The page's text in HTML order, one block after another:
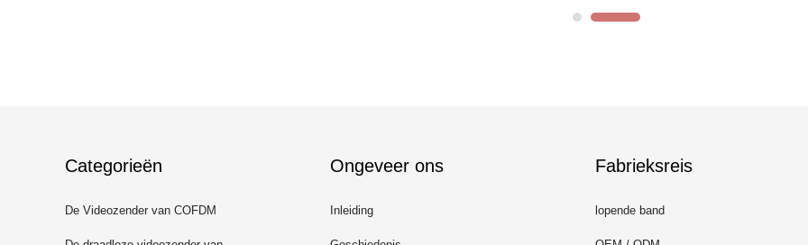
Categorieën
De Videozender van COFDM
Ongeveer ons
Inleiding
Fabrieksreis
lopende band